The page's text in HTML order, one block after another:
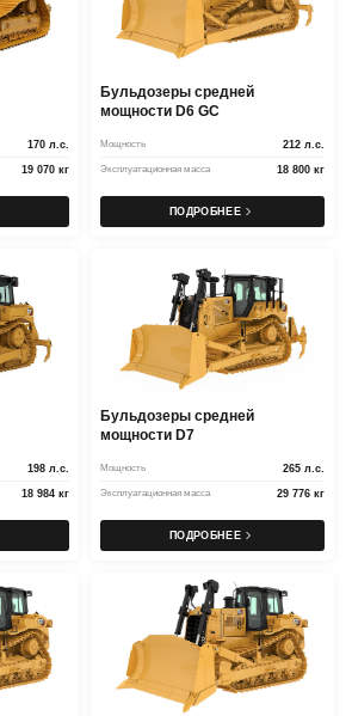
170 л.с.
19 070 кг
Бульдозеры средней
мощности D6 GC
Мощность 212 л.с.
Эксплуатационная масса 18 800 кг
ПОДРОБНЕЕ
198 л.с.
18 984 кг
Бульдозеры средней
мощности D7
Мощность 265 л.с.
Эксплуатационная масса 29 776 кг
ПОДРОБНЕЕ